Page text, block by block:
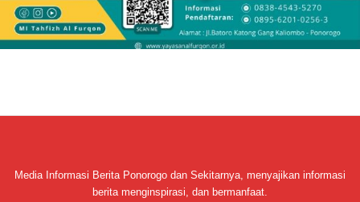
Media Informasi Berita Ponorogo dan Sekitarnya, menyajikan informasi
berita menginspirasi, dan bermanfaat.